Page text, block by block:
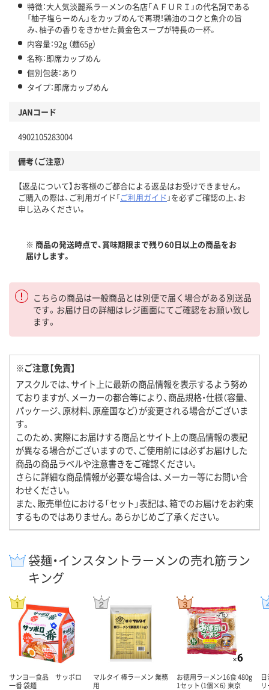
特徴：大人気淡麗系ラーメンの名店「ＡＦＵＲＩ」の代名詞である
「柚子塩らーめん」をカップめんで再現！鶏油のコクと魚介の旨
み、柚子の香りをきかせた黄金色スープが特長の一杯。
内容量：92g （麺65g）
名称：即席カップめん
個別包装：あり
タイプ：即席カップめん
JANコード
4902105283004
備考（ご注意）
【返品について】お客様のご都合による返品はお受けできません。
ご購入の際は、ご利用ガイド「ご利用ガイド 」を必ずご確認の上、お
申し込みください。
※ 商品の発送時点で、賞味期限まで残り60日以上の商品をお
届けします。
こちらの商品は一般商品とは別便で届く場合がある別送品
です。お届け日の詳細はレジ画面にてご確認をお願い致し
ます。
※ご注意【免責】
アスクルでは、サイト上に最新の商品情報を表示するよう努め
ておりますが、メーカーの都合等により、商品規格・仕様（容量、
パッケージ、原材料、原産国など）が変更される場合がございま
す。
このため、実際にお届けする商品とサイト上の商品情報の表記
が異なる場合がございますので、ご使用前には必ずお届けした
商品の商品ラベルや注意書きをご確認ください。
さらに詳細な商品情報が必要な場合は、メーカー等にお問い合
わせください。
また、販売単位における「セット」表記は、箱でのお届けをお約束
するものではありません。あらかじめご了承ください。
袋麺・インスタントラーメンの売れ筋ラン
キング
サンヨー食品 サッポロ
一番 袋麺
マルタイ 棒ラーメン 業務
用
お徳用ラーメン16食 480g
1セット（1個×6） 東京